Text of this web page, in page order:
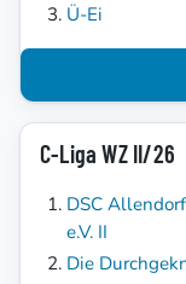
Ü-Ei
C-Liga WZ II/26
DSC
e.V. II
Die